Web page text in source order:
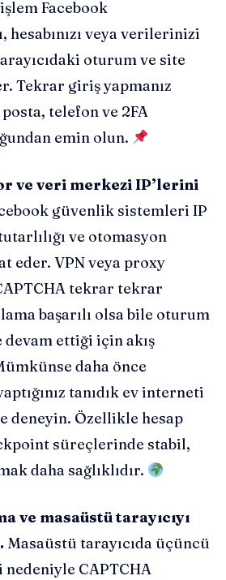
Facebook
hesabınızı veya verilerinizi
oturum ve site
Tekrar giriş yapmanız
telefon ve 2FA
emin olun.
ve veri merkezi IP’lerini
güvenlik sistemleri IP
ve otomasyon
eder. VPN veya proxy
tekrar tekrar
başarılı olsa bile oturum
ettiği için akış
daha önce
tanıdık ev interneti
deneyin. Özellikle hesap
süreçlerinde stabil,
daha sağlıklıdır.
ve masaüstü tarayıcıyı
Masaüstü tarayıcıda üçüncü
CAPTCHA